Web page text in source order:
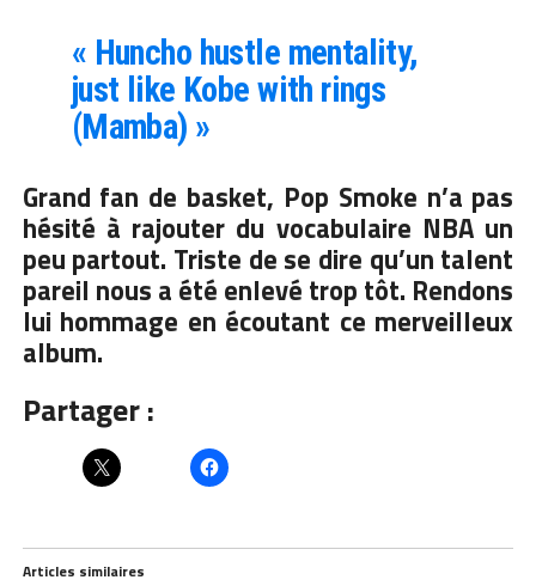
« Huncho hustle mentality,
just like Kobe with rings
(Mamba) »
Grand fan de basket, Pop Smoke n’a pas
hésité à rajouter du vocabulaire NBA un
peu partout. Triste de se dire qu’un talent
pareil nous a été enlevé trop tôt. Rendons
lui hommage en écoutant ce merveilleux
album.
Partager :
Articles similaires